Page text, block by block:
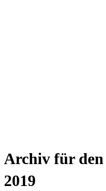
Archiv für
2019